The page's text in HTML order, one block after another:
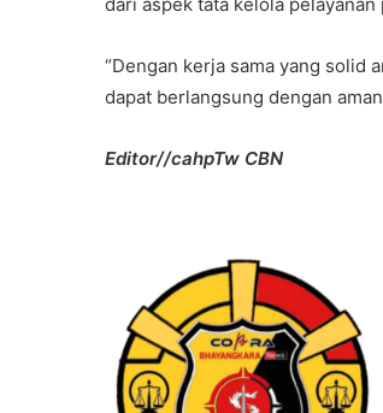
“Dengan kerja sama yang solid
dapat berlangsung dengan
Editor//cahpTw CBN